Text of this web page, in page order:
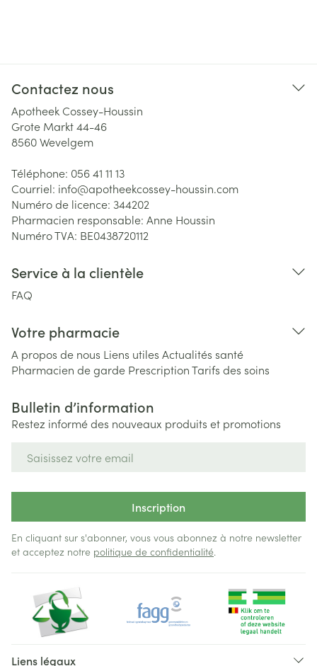
Contactez nous
Apotheek Cossey-Houssin
Grote Markt 44-46
8560Wevelgem
Téléphone: 056 41 11 13
Courriel: info@apotheekcossey-houssin.com
Numéro de licence: 344202
Pharmacien responsable: Anne Houssin
Numéro TVA: BE0438720112
Service à la clientèle
FAQ
Votre pharmacie
A propos de nous Liens utiles Actualités santé
Pharmacien de garde PrescriptionTarifs des soins
Bulletin d’information
Restez informé des nouveaux produits et promotions
Inscription
En cliquant sur s'abonner, vous vous abonnez à notre newsletter
et acceptez notre politique de confidentialité.
Liens légaux